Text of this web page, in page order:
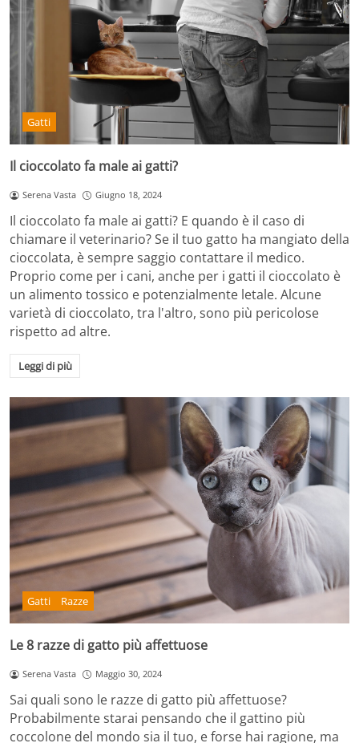
Gatti
Il cioccolato fa male ai gatti?
Serena Vasta Giugno 18, 2024
Il cioccolato fa male ai gatti? E quando è il caso di
chiamare il veterinario? Se il tuo gatto ha mangiato della
cioccolata, è sempre saggio contattare il medico.
Proprio come per i cani, anche per i gatti il cioccolato è
un alimento tossico e potenzialmente letale. Alcune
varietà di cioccolato, tra l'altro, sono più pericolose
rispetto ad altre.
Leggi di più
Gatti Razze
Le 8 razze di gatto più affettuose
Serena Vasta Maggio 30, 2024
Sai quali sono le razze di gatto più affettuose?
Probabilmente starai pensando che il gattino più
coccolone del mondo sia il tuo, e forse hai ragione, ma